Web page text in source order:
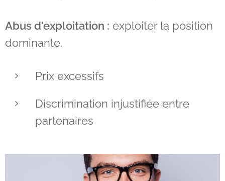
Abus d'exploitation : exploiter la position
dominante.
Prix excessifs
Discrimination injustifiée entre
partenaires